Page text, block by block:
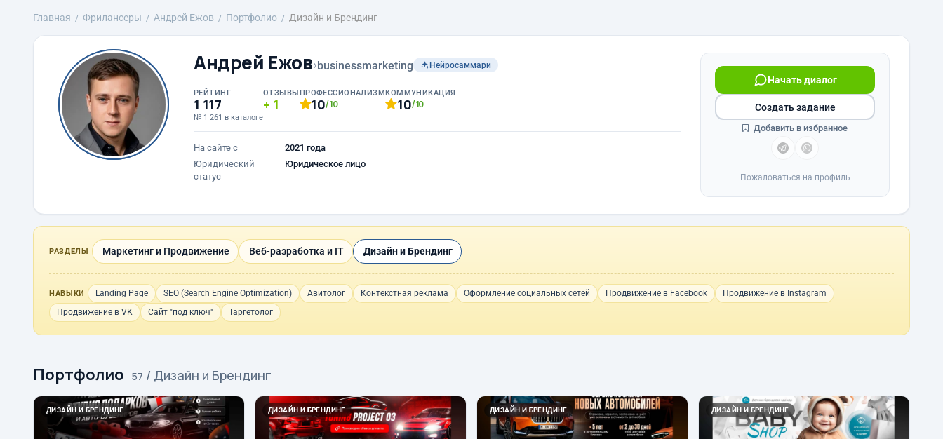
Главная Фрилансеры Андрей Ежов Портфолио Дизайн и Брендинг
Андрей Ежов›businessmarketing Нейросаммари
РЕЙТИНГ
1 117
№ 1 261 в каталоге
ОТЗЫВЫ
1
ПРОФЕССИОНАЛИЗМ
10/10
КОММУНИКАЦИЯ
10/10
На сайте с
2021 года
Юридический
статус
Юридическое лицо
Начать диалог
Создать задание
Добавить в избранное
Пожаловаться на профиль
РАЗДЕЛЫ Маркетинг и Продвижение Веб-разработка и IT Дизайн и Брендинг
НАВЫКИ Landing Page SEO (Search Engine Optimization) Авитолог Контекстная реклама Оформление социальных сетей Продвижение в Facebook
Продвижение в Instagram
Продвижение в VK
Сайт "под ключ" Таргетолог
Портфолио · 57 / Дизайн и Брендинг
ДИЗАЙН И БРЕНДИНГ ДИЗАЙН И БРЕНДИНГ ДИЗАЙН И БРЕНДИНГ ДИЗАЙН И БРЕНДИНГ